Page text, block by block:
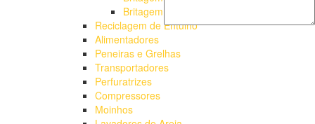
Britagem Móvel
Reciclagem de Entulho
Alimentadores
Peneiras e Grelhas
Transportadores
Perfuratrizes
Compressores
Moinhos